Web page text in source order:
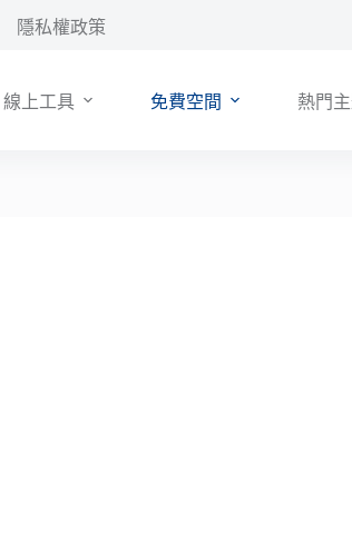
隱私權政策
線上工具 免費空間 熱門